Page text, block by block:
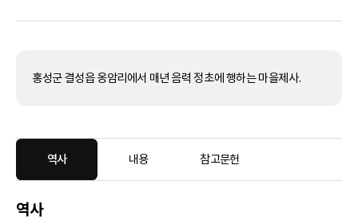
홍성군 결성읍 옹암리에서 매년 음력 정초에 행하는 마을제사.
역사 내용 참고문헌
역사